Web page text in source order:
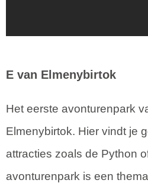
E van Elmenybirtok
Het eerste avonturenpark
Elmenybirtok. Hier vindt je
attracties zoals de Python
avonturenpark is een